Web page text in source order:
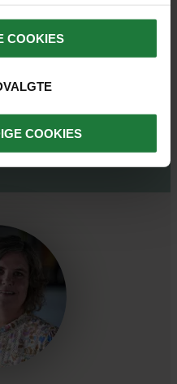
COOKIES
COOKIES
information om
og få mere